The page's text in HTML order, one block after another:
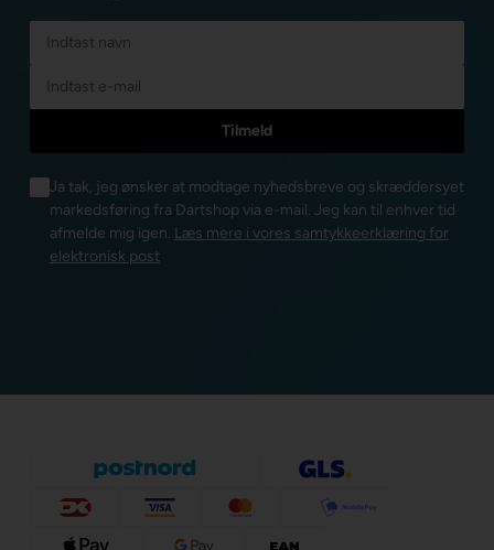
Ja tak, jeg ønsker at modtage nyhedsbreve og skræddersyet
markedsføring fra Dartshop via e-mail. Jeg kan til enhver tid
afmelde mig igen. Læs mere i vores samtykkeerklæring for
elektronisk post